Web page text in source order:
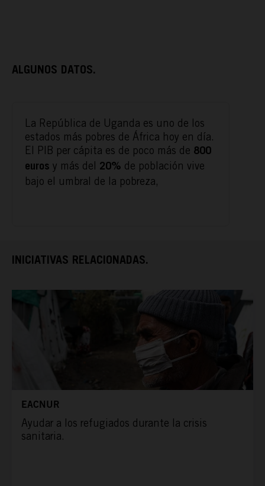
PODCAST
CONÓCENOS
ALGUNOS DATOS.
La República de Uganda es uno de los
estados más pobres de África hoy en día.
El PIB per cápita es de poco más de 800
euros y más del 20% de población vive
bajo el umbral de la pobreza,
INICIATIVAS RELACIONADAS.
EACNUR
Ayudar a los refugiados durante la crisis
sanitaria.